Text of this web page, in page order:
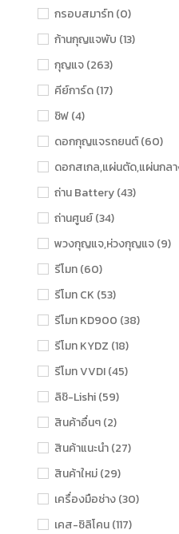
กรอบสมาร์ท (0)
ก้านกุญแจพับ (13)
กุญแจ (263)
คีย์การ์ด (17)
ชิฟ (4)
ดอกกุญแจรถยนต์ (60)
ดอกสเกล,แผ่นตัด,แผ่นกล
ถ่าน Battery (43)
ถ่านศูนย์ (34)
พวงกุญแจ,ห่วงกุญแจ (9)
รีโมท (60)
รีโมท CK (53)
รีโมท KD900 (38)
รีโมท KYDZ (18)
รีโมท VVDI (45)
ลิชิ-Lishi (59)
สินค้าอื่นๆ (2)
สินค้าแนะนำ (27)
สินค้าใหม่ (29)
เครื่องมือช่าง (30)
เคส-ซิลิโคน (117)